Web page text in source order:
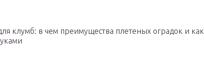
клумб: в чем преимущества плетеных оградок и как